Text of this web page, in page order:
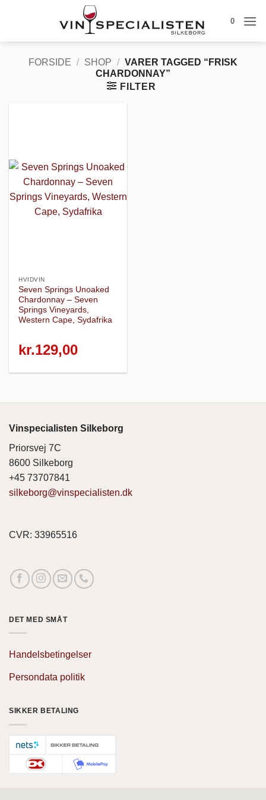
0
FORSIDE / SHOP / VARER TAGGED “FRISK
CHARDONNAY”
FILTER
HVIDVIN
Seven Springs Unoaked
Chardonnay – Seven
Springs Vineyards,
Western Cape, Sydafrika
kr.129,00
Vinspecialisten Silkeborg
Priorsvej 7C
8600 Silkeborg
+45 73707841
silkeborg@vinspecialisten.dk
CVR: 33965516
DET MED SMÅT
Handelsbetingelser
Persondata politik
SIKKER BETALING